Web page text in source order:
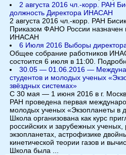
2 августа 2016 чл.-корр. РАН
должность Директора ИНАСАН
2 августа 2016 чл.-корр. РАН
Приказом ФАНО России назначен
ИНАСАН
6 Июля 2016 Выборы
Общее собрание работников
состоится 6 июля в 11:00.
30.05 — 01.06.2016 —
студентов и молодых ученых
звёздных системах»
С 30 мая — 1 июня 2016 в г.
РАН проведена первая
молодых ученых «Экзопланеты в
Школа организована как курс
российских и зарубежных
экзопланетах, астрофизике
кинетической теории газов и
Школа была ...